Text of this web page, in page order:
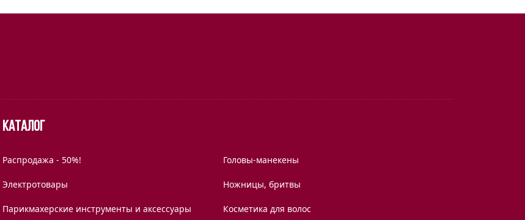
Каталог
Распродажа - 50%! Головы-манекены
Электротовары Ножницы, бритвы
Парикмахерские инструменты и аксессуары Косметика для волос